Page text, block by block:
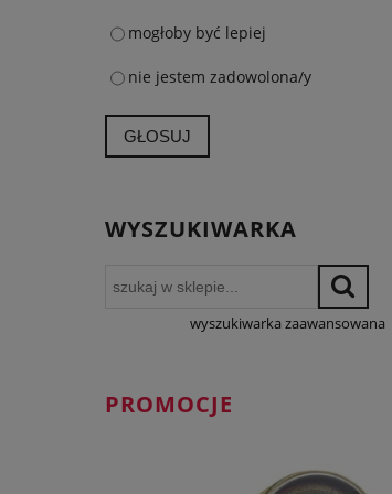
mogłoby być lepiej
nie jestem zadowolona/y
GŁOSUJ
WYSZUKIWARKA
wyszukiwarka zaawansowana
PROMOCJE